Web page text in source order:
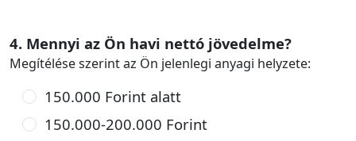
4. Mennyi az Ön havi nettó jövedelme?
Megítélése szerint az Ön jelenlegi anyagi helyzete:
150.000 Forint alatt
150.000-200.000 Forint